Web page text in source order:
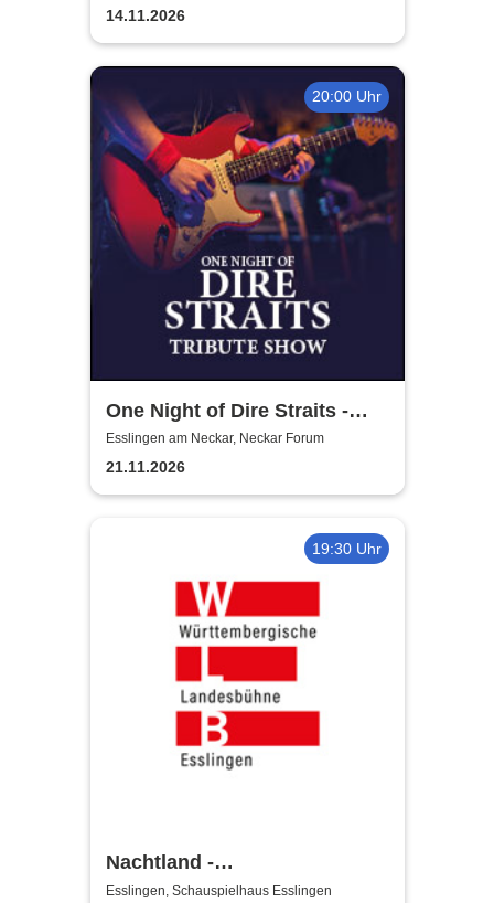
14.11.2026
20:00 Uhr
One Night of Dire Straits -
Tribute Show
Esslingen am Neckar, Neckar Forum
21.11.2026
19:30 Uhr
Nachtland -
Württembergische
Esslingen, Schauspielhaus Esslingen